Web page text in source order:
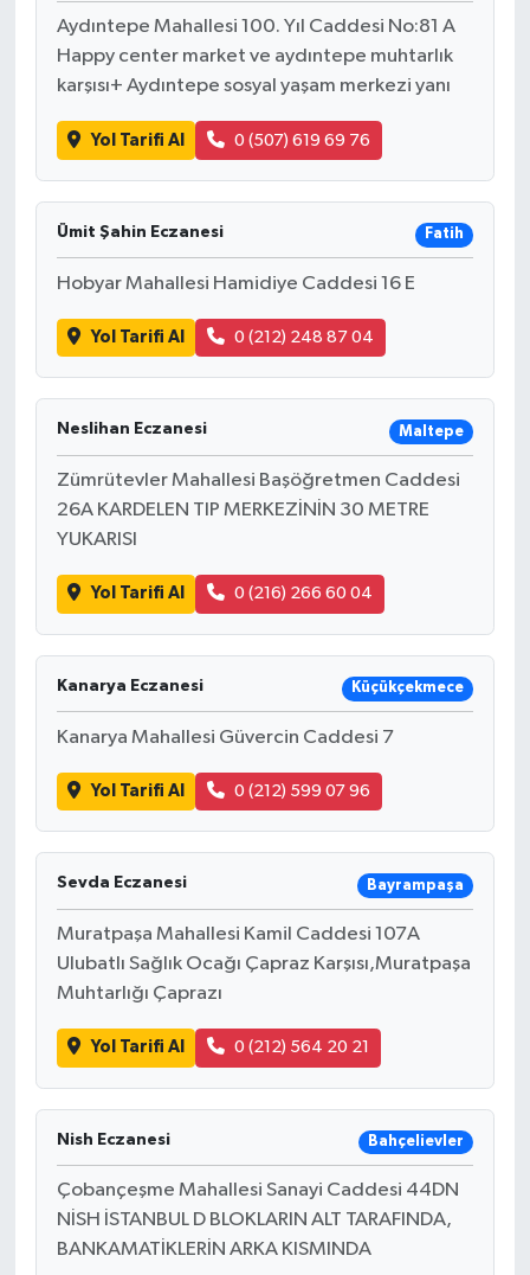
Aydıntepe Mahallesi 100. Yıl Caddesi No:81 A
Happy center market ve aydıntepe muhtarlık
karşısı+ Aydıntepe sosyal yaşam merkezi yanı
Yol Tarifi Al 0 (507) 619 69 76
Ümit Şahin Eczanesi Fatih
Hobyar Mahallesi Hamidiye Caddesi 16 E
Yol Tarifi Al 0 (212) 248 87 04
Neslihan Eczanesi Maltepe
Zümrütevler Mahallesi Başöğretmen Caddesi
26A KARDELEN TIP MERKEZİNİN 30 METRE
YUKARISI
Yol Tarifi Al 0 (216) 266 60 04
Kanarya Eczanesi Küçükçekmece
Kanarya Mahallesi Güvercin Caddesi 7
Yol Tarifi Al 0 (212) 599 07 96
Sevda Eczanesi Bayrampaşa
Muratpaşa Mahallesi Kamil Caddesi 107A
Ulubatlı Sağlık Ocağı Çapraz Karşısı,Muratpaşa
Muhtarlığı Çaprazı
Yol Tarifi Al 0 (212) 564 20 21
Nish Eczanesi Bahçelievler
Çobançeşme Mahallesi Sanayi Caddesi 44DN
NİSH İSTANBUL D BLOKLARIN ALT TARAFINDA,
BANKAMATİKLERİN ARKA KISMINDA